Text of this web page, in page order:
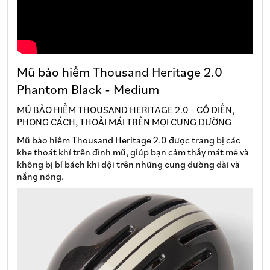
Mũ bảo hiểm Thousand Heritage 2.0
Phantom Black - Medium
MŨ BẢO HIỂM THOUSAND HERITAGE 2.0 - CỔ ĐIỂN,
PHONG CÁCH, THOẢI MÁI TRÊN MỌI CUNG ĐƯỜNG
Mũ bảo hiểm Thousand Heritage 2.0 được trang bị các
khe thoát khí trên đỉnh mũ, giúp bạn cảm thấy mát mẻ và
không bị bí bách khi đội trên những cung đường dài và
nắng nóng.